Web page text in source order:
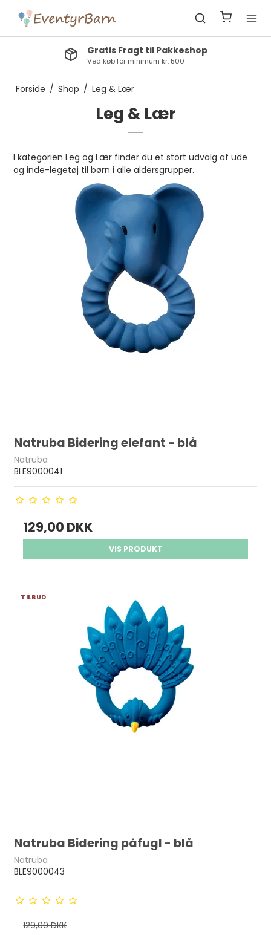
Gratis Fragt til Pakkeshop
Ved køb for minimum kr. 500
Forside / Shop / Leg & Lær
Leg & Lær
I kategorien Leg og Lær finder du et stort udvalg af ude
og inde-legetøj til børn i alle aldersgrupper.
Natruba Bidering elefant - blå
Natruba
BLE9000041
129,00 DKK
VIS PRODUKT
TILBUD
Natruba Bidering påfugl - blå
Natruba
BLE9000043
129,00 DKK